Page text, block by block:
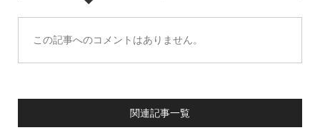
この記事へのコメントはありません。
関連記事一覧